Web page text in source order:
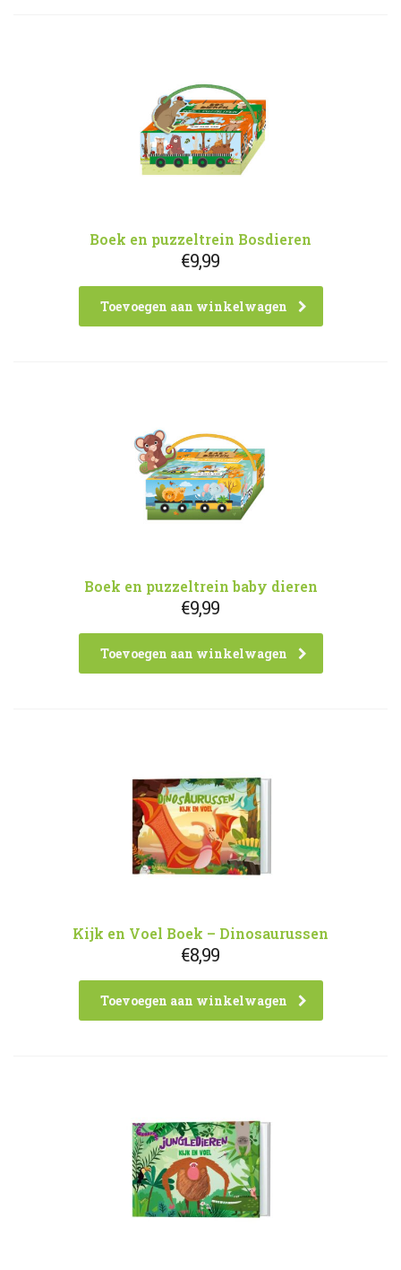
Boek en puzzeltrein Bosdieren
€9,99
Toevoegen aan winkelwagen
Boek en puzzeltrein baby dieren
€9,99
Toevoegen aan winkelwagen
Kijk en Voel Boek – Dinosaurussen
€8,99
Toevoegen aan winkelwagen